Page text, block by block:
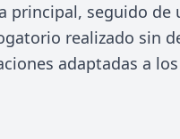
principal, seguido de
realizado sin
adaptadas a